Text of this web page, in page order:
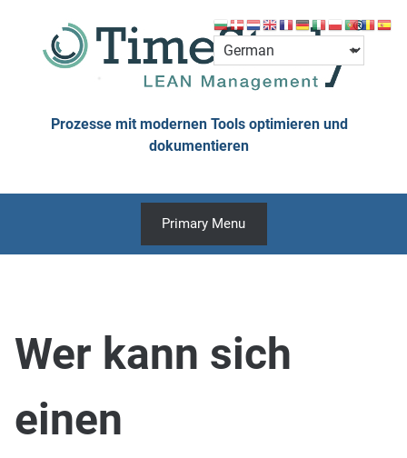
content
Prozesse mit modernen Tools optimieren und
dokumentieren
Primary Menu
Wer kann sich
einen